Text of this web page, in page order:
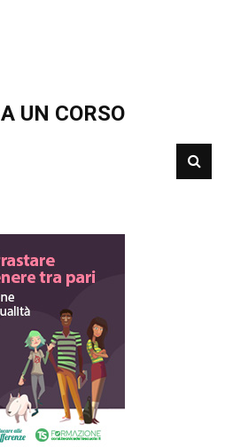
UN CORSO